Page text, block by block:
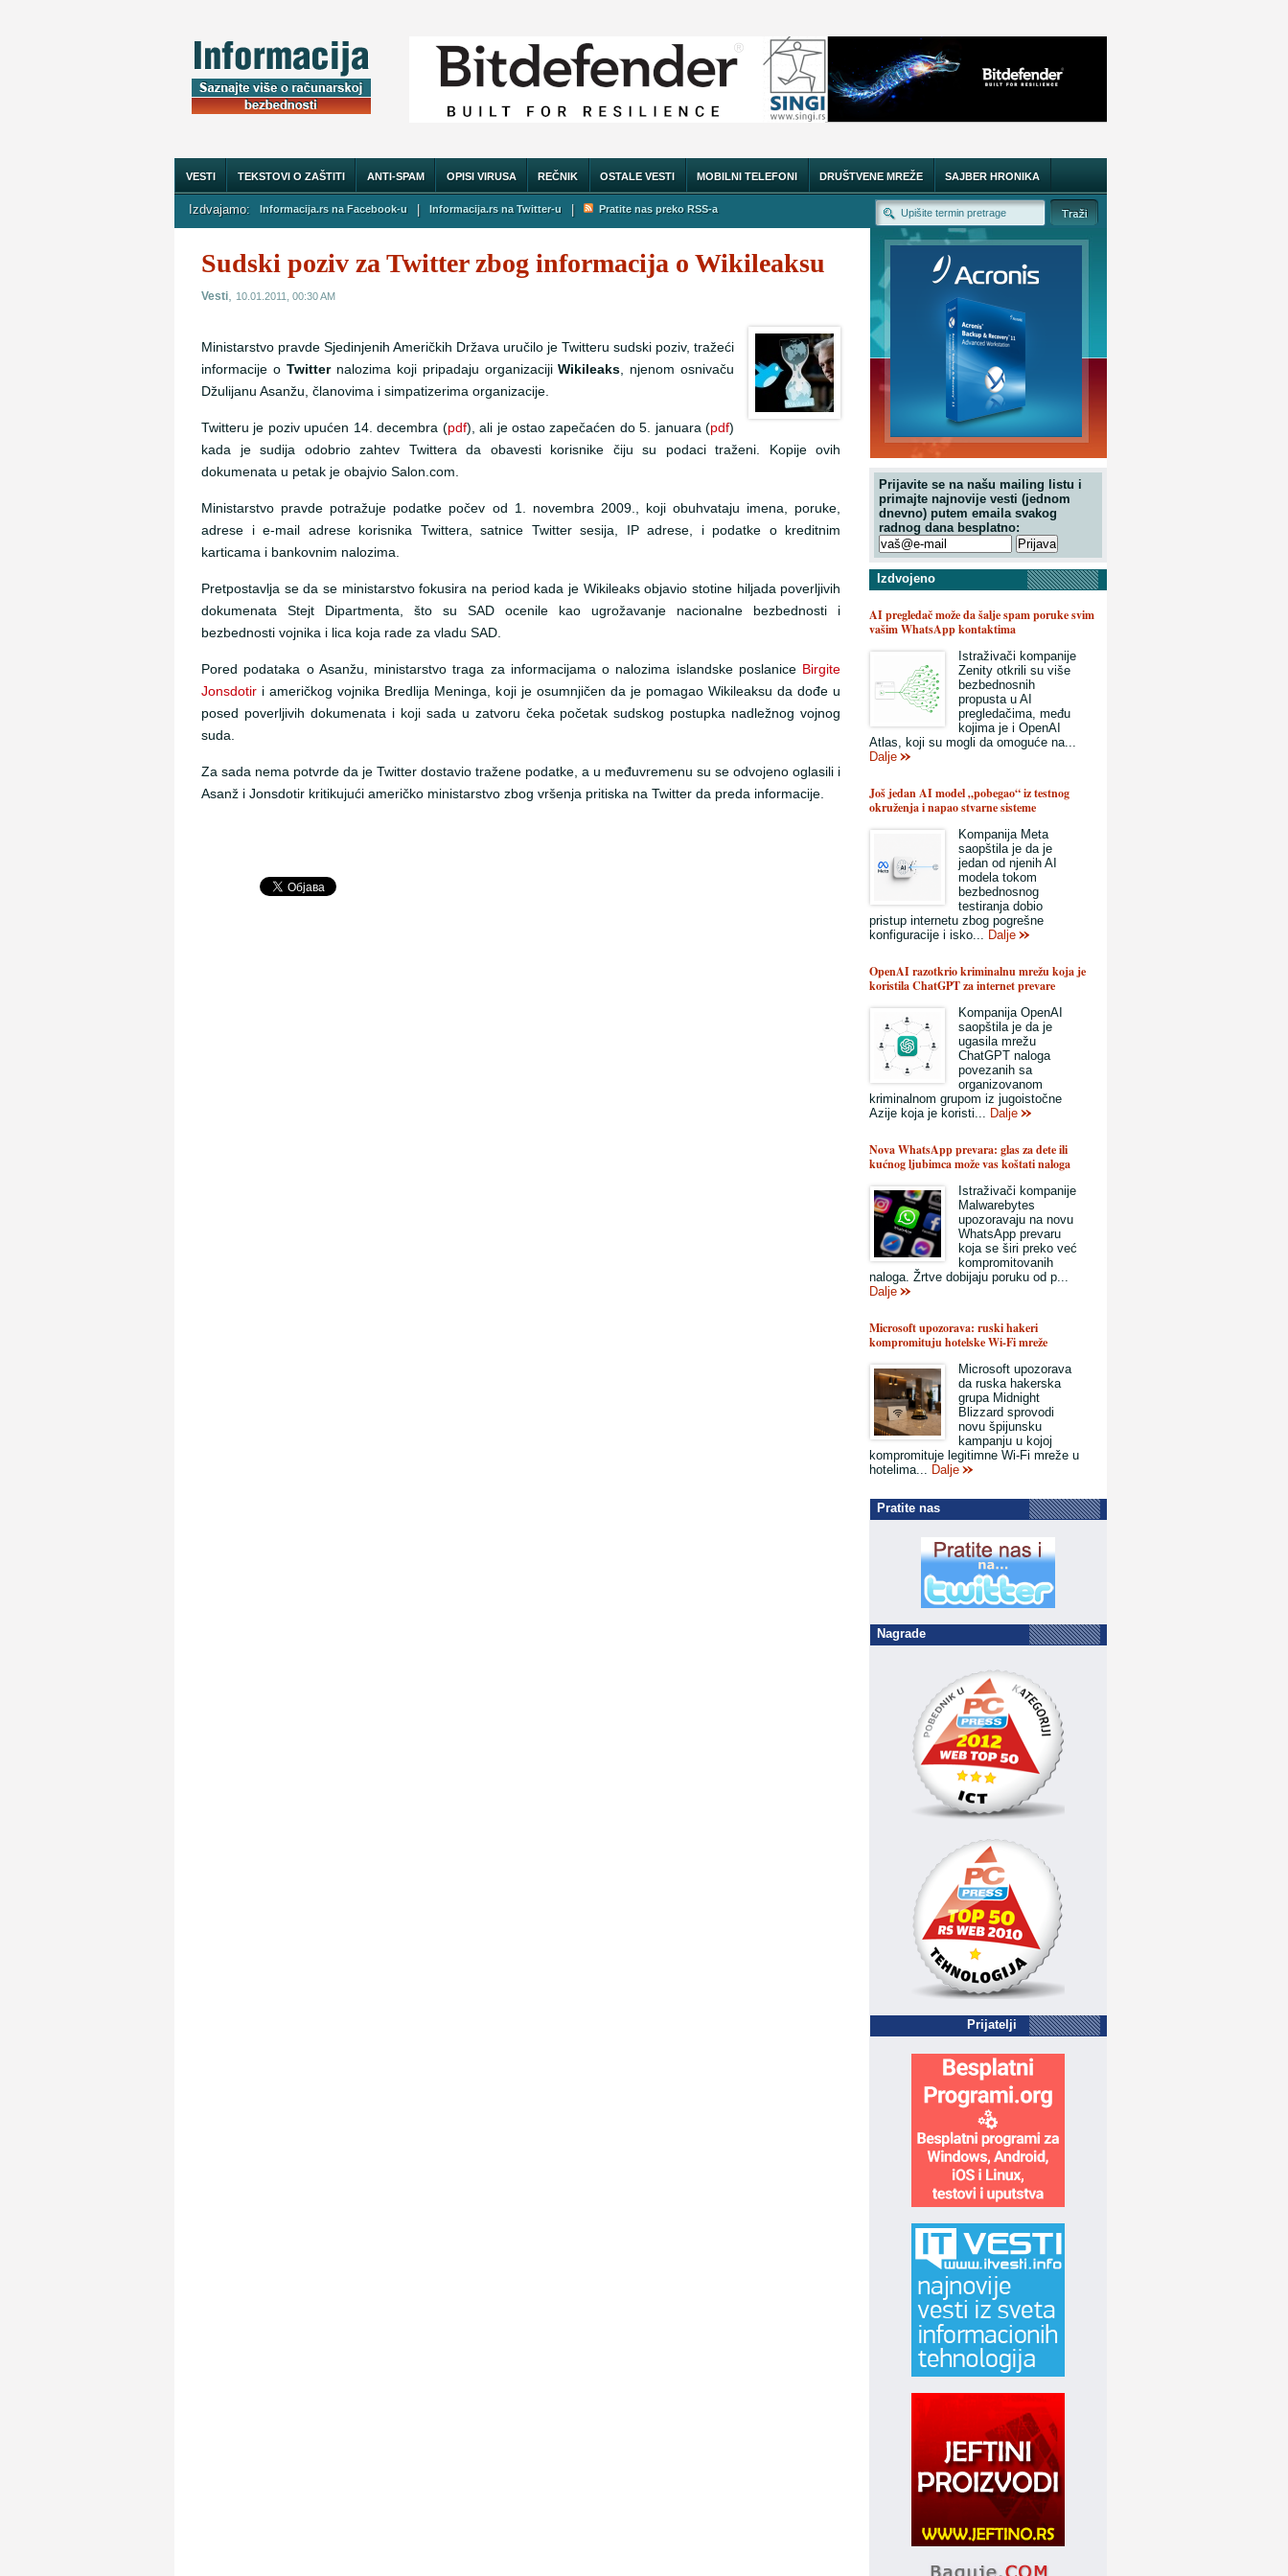
VESTI TEKSTOVI O ZAŠTITI ANTI-SPAM OPISI VIRUSA REČNIK OSTALE VESTI MOBILNI TELEFONI DRUŠTVENE MREŽE SAJBER HRONIKA
O NAMA
Izdvajamo: Informacija.rs na Facebook-u | Informacija.rs na Twitter-u | Pratite nas preko RSS-a
Sudski poziv za Twitter zbog informacija o Wikileaksu
Vesti, 10.01.2011, 00:30 AM
Ministarstvo pravde Sjedinjenih Američkih Država uručilo je Twitteru sudski poziv, tražeći
informacije o Twitternalozima koji pripadaju organizacijiWikileaks, njenom osnivaču
Džulijanu Asanžu, članovima i simpatizerima organizacije.
Twitteru je poziv upućen 14. decembra (pdf), ali je ostao zapečaćen do 5. januara (pdf)
kada je sudija odobrio zahtev Twittera da obavesti korisnike čiju su podaci traženi. Kopije ovih
dokumenata u petak je obajvio Salon.com.
Ministarstvo pravde potražuje podatke počev od 1. novembra 2009., koji obuhvataju imena, poruke,
adrese i e-mail adrese korisnika Twittera, satnice Twitter sesija, IP adrese, i podatke o kreditnim
karticama i bankovnim nalozima.
Pretpostavlja se da se ministarstvo fokusira na period kada je Wikileaks objavio stotine hiljada poverljivih
dokumenata Stejt Dipartmenta, što su SAD ocenile kao ugrožavanje nacionalne bezbednosti i
bezbednosti vojnika i lica koja rade za vladu SAD.
Pored podataka o Asanžu, ministarstvo traga za informacijama o nalozima islandske poslanice Birgite
Jonsdotir i američkog vojnika Bredlija Meninga, koji je osumnjičen da je pomagao Wikileaksu da dođe u
posed poverljivih dokumenata i koji sada u zatvoru čeka početak sudskog postupka nadležnog vojnog
suda.
Za sada nema potvrde da je Twitter dostavio tražene podatke, a u međuvremenu su se odvojeno oglasili i
Asanž i Jonsdotir kritikujući američko ministarstvo zbog vršenja pritiska na Twitter da preda informacije.
Prijavite se na našu mailing listu i
primajte najnovije vesti (jednom
dnevno) putem emaila svakog
radnog dana besplatno:
Izdvojeno
AI pregledač može da šalje spam poruke svim
vašim WhatsApp kontaktima
Istraživači kompanije
Zenity otkrili su više
bezbednosnih
propusta u AI
pregledačima, među
kojima je i OpenAI
Atlas, koji su mogli da omoguće na...
Dalje
Još jedan AI model „pobegao“ iz testnog
okruženja i napao stvarne sisteme
Kompanija Meta
saopštila je da je
jedan od njenih AI
modela tokom
bezbednosnog
testiranja dobio
pristup internetu zbog pogrešne
konfiguracije i isko... Dalje
OpenAI razotkrio kriminalnu mrežu koja je
koristila ChatGPT za internet prevare
Kompanija OpenAI
saopštila je da je
ugasila mrežu
ChatGPT naloga
povezanih sa
organizovanom
kriminalnom grupom iz jugoistočne
Azije koja je koristi... Dalje
Nova WhatsApp prevara: glas za dete ili
kućnog ljubimca može vas koštati naloga
Istraživači kompanije
Malwarebytes
upozoravaju na novu
WhatsApp prevaru
koja se širi preko već
kompromitovanih
naloga. Žrtve dobijaju poruku od p...
Dalje
Microsoft upozorava: ruski hakeri
kompromituju hotelske Wi-Fi mreže
Microsoft upozorava
da ruska hakerska
grupa Midnight
Blizzard sprovodi
novu špijunsku
kampanju u kojoj
kompromituje legitimne Wi-Fi mreže u
hotelima... Dalje
Pratite nas
Nagrade
Prijatelji